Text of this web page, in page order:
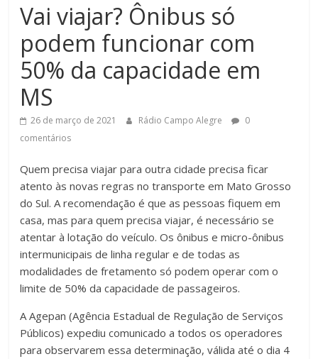
Vai viajar? Ônibus só
podem funcionar com
50% da capacidade em
MS
26 de março de 2021 Rádio Campo Alegre
0
comentários
Quem precisa viajar para outra cidade precisa ficar
atento às novas regras no transporte em Mato Grosso
do Sul. A recomendação é que as pessoas fiquem em
casa, mas para quem precisa viajar, é necessário se
atentar à lotação do veículo. Os ônibus e micro-ônibus
intermunicipais de linha regular e de todas as
modalidades de fretamento só podem operar com o
limite de 50% da capacidade de passageiros.
A Agepan (Agência Estadual de Regulação de Serviços
Públicos) expediu comunicado a todos os operadores
para observarem essa determinação, válida até o dia 4